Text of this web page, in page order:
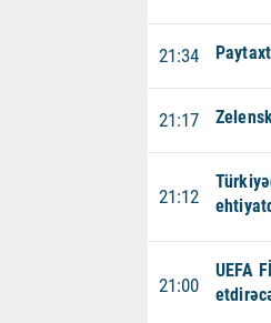
21:34
21:17
21:12
21:00
UEFA